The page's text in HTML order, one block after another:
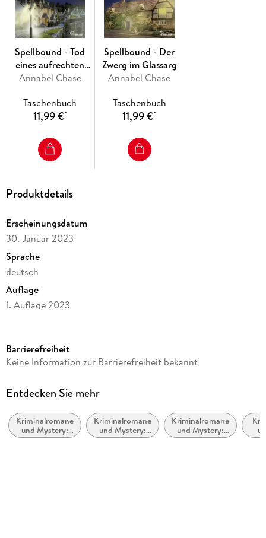
Spellbound - Tod
eines aufrechten
Vampirs
Annabel Chase
Taschenbuch
11,99 €*
Spellbound - Der
Zwerg im Glassarg
Annabel Chase
Taschenbuch
11,99 €*
Produktdetails
Erscheinungsdatum
30. Januar 2023
Sprache
deutsch
Auflage
1. Auflage 2023
Altersempfehlung
Reihe
Autor/Autorin
Annabel Chase
Barrierefreiheit
Keine Information zur Barrierefreiheit bekannt
Entdecken Sie mehr
Kriminalromane
und Mystery:
Cosy Mystery
Kriminalromane
und Mystery:
weibliche
Kriminalromane
und Mystery:
Humor